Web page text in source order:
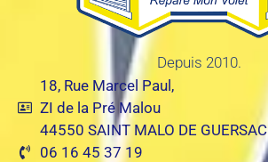
Depuis 2010.
18, Rue Marcel Paul,
ZI de la Pré Malou
44550 SAINT MALO DE GUERSAC
06 16 45 37 19